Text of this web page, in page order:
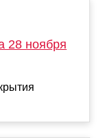
28 ноября